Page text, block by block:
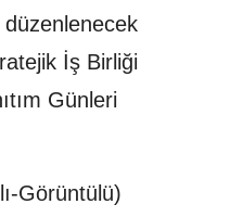
İş Birliği
Günleri
Görüntülü)